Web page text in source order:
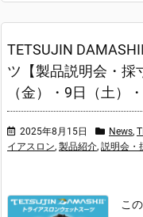
TETSUJIN
ツ【製品説明会・採
（金）・9日（土）
2025年8月15日 News,
イアスロン, 製品紹介, 説明会・
こ